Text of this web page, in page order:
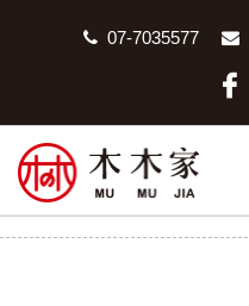
07-7035577
伊比利松阪豬切片